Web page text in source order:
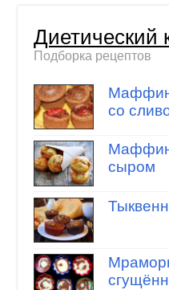
Диетический
Подборка рецептов
со
сыром